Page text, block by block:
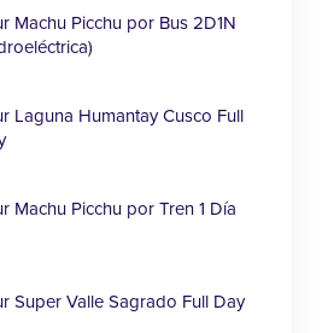
Machu Picchu por Bus 2D1N
Laguna Humantay Cusco Full
Machu Picchu por Tren 1 Día
Super Valle Sagrado Full Day